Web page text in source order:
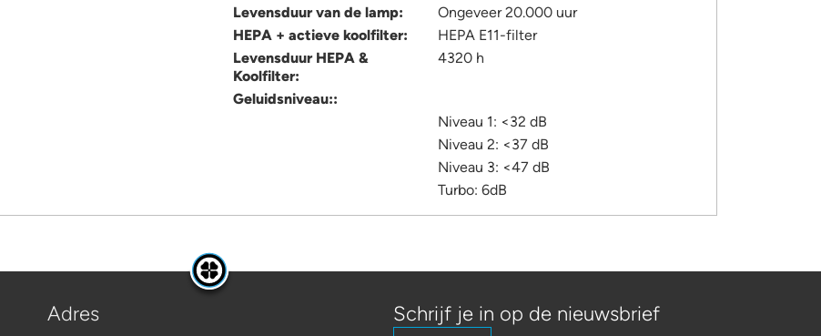
Levensduur van de lamp:
Ongeveer 20.000 uur
HEPA + actieve koolfilter:
HEPA E11-filter
Levensduur HEPA &
Koolfilter:
4320 h
Geluidsniveau::
Niveau 1: <32 dB
Niveau 2: <37 dB
Niveau 3: <47 dB
Turbo: 6dB
Adres Schrijf je in op de nieuwsbrief